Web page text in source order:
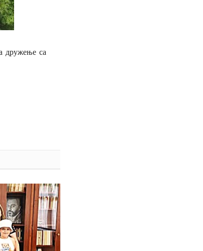
дружење са